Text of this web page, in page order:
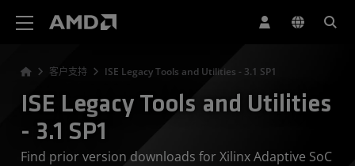
客户支持 ISE Legacy Tools and Utilities - 3.1 SP1
ISE Legacy Tools and Utilities
- 3.1 SP1
Find prior version downloads for Xilinx Adaptive SoC